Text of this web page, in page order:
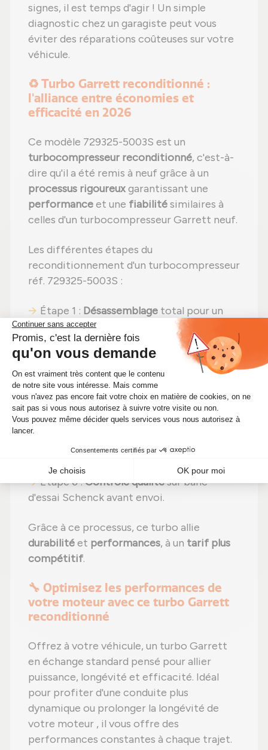
signes, il est temps d'agir ! Un simple
diagnostic chez un garagiste peut vous
éviter des réparations coûteuses sur votre
véhicule.
♻️ Turbo Garrett reconditionné :
l'alliance entre économies et
efficacité en 2026
Ce modèle 729325-5003S est un
turbocompresseur reconditionné, c'est-à-
dire qu'il a été remis à neuf grâce à un
processus rigoureuxgarantissant une
performanceet une fiabilitésimilaires à
celles d'un turbocompresseur Garrett neuf.
Les différentes étapes du
reconditionnement d'un turbocompresseur
réf. 729325-5003S :
Étape 1 : Désassemblage total pour un
contrôle complet ;
Étape 2 :Nettoyage professionnelpour
éliminer toute impureté ;
Étape 3 : Examen rigoureux
de tous les
composants ;
Étape 4 : Remplacement des pièces
défectueusespar des composants neufs ;
réglages effectués selon les
recommandations du fabricant ;
Étape 6 :Contrôle qualitésur banc
d'essai Schenck avant envoi.
Grâce à ce processus, ce turbo allie
durabilitéet performances, à un tarif plus
compétitif.
🔧 Optimisez les performances de
votre moteur avec ce turbo Garrett
reconditionné
Offrez à votre véhicule, un turbo Garrett
en échange standard pensé pour allier
puissance, longévité et efficacité. Idéal
pour profiter d'une conduite plus
dynamique ou prolonger la longévité de
votre moteur , il vous offre des
performances constantes à chaque trajet.